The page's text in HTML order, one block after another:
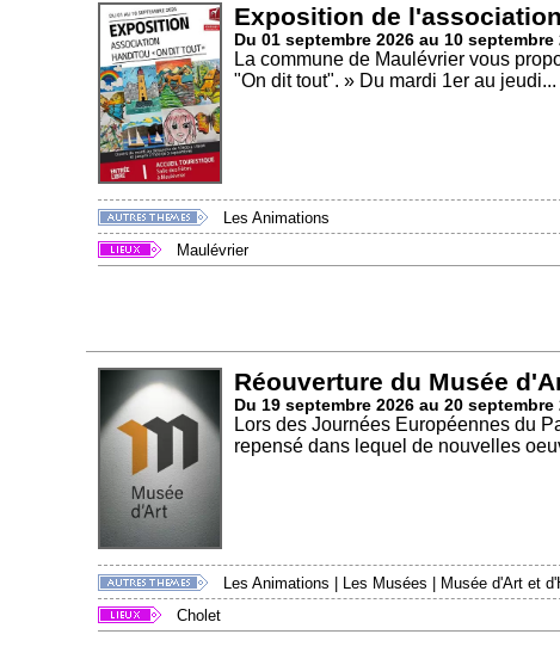
Exposition de
Du 01 septembre 2026 au 10 septembre
La commune de Maulévrier vous
"On dit tout". » Du mardi 1er au jeudi...
Les Animations
Maulévrier
Réouverture du Musée
Du 19 septembre 2026 au 20 septembre
Lors des Journées Européennes du
repensé dans lequel de nouvelles
Les Animations | Les Musées | Musée d'Art et
Cholet